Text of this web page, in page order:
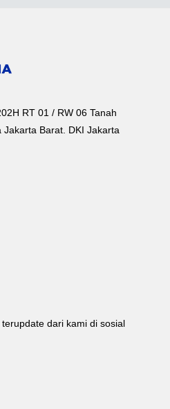
RT 01 / RW 06 Tanah
Jakarta Barat. DKI Jakarta
dari kami di sosial